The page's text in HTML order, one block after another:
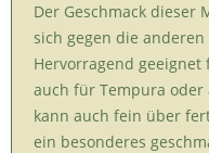
Der Geschmack dieser
sich gegen die
Hervorragend geeignet
auch für Tempura oder
kann auch fein über
ein besonderes